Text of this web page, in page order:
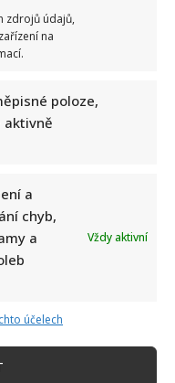
zdrojů údajů,
na
poloze,
aktivně
a
chyb,
a
Vždy aktivní
účelech
Vildumetzová
zda je to v pořádku
z telefonátu